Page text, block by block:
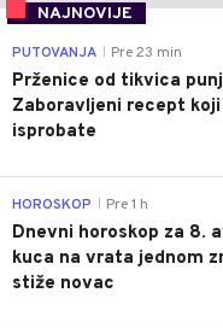
NAJNOVIJE
PUTOVANJA Pre 23 min
Prženice od tikvica
Zaboravljeni recept
isprobate
HOROSKOP Pre 1 h
Dnevni horoskop za 8.
kuca na vrata jednom
stiže novac